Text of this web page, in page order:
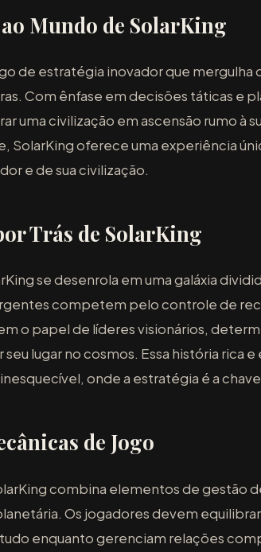
Mundo de SolarKing
de estratégia inovador que
Com ênfase em decisões táticas e
uma civilização em ascensão rumo à
SolarKing oferece uma experiência
e de sua civilização.
Trás de SolarKing
se desenrola em uma galáxia
competem pelo controle de
o papel de líderes visionários,
lugar no cosmos. Essa história rica
onde a estratégia é a
de Jogo
combina elementos de gestão
Os jogadores devem
enquanto gerenciam relações